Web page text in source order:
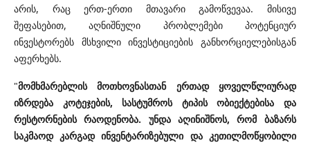
არის, რაც ერთ-ერთი მთავარი გამოწვევაა. მისივე
შეფასებით, აღნიშნული პრობლემები პოტენციურ
ინვესტორებს მსხვილი ინვესტიციების განხორციელებისგან
აფერხებს.
"მომხმარებლის მოთხოვნასთან ერთად ყოველწლიურად
იზრდება კოტეჯების, სასტუმროს ტიპის ობიექტებისა და
რესტორნების რაოდენობა. უნდა აღინიშნოს, რომ ბაზარს
საკმაოდ კარგად ინვენტარიზებული და კეთილმოწყობილი